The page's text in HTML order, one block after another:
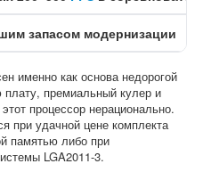
запасом модернизации
именно как основа недорогой
премиальный кулер и
процессор нерационально.
при удачной цене комплекта
памятью либо при
LGA2011-3.